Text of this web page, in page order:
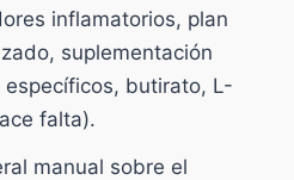
inflamatorios, plan
suplementación
butirato, L-
falta).
manual sobre el